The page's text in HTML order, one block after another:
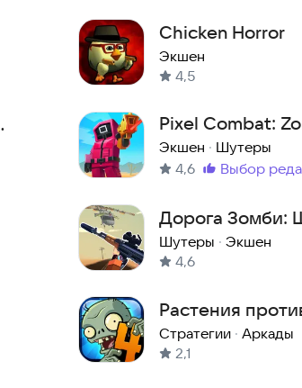
Chicken Horror
Экшен
4,5
Pixel Combat:
Экшен · Шутеры
4,6
Метка:
выбор
Дорога Зомби:
Пушек
Шутеры · Экшен
4,6
Растения
Стратегии · Аркады
2,1